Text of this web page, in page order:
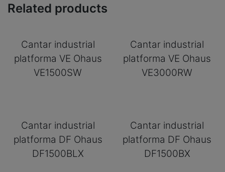
Related products
Cantar industrial
platforma VE Ohaus
VE1500SW
Cantar industrial
platforma VE Ohaus
VE3000RW
Cantar industrial
platforma DF Ohaus
DF1500BLX
Cantar industrial
platforma DF Ohaus
DF1500BX